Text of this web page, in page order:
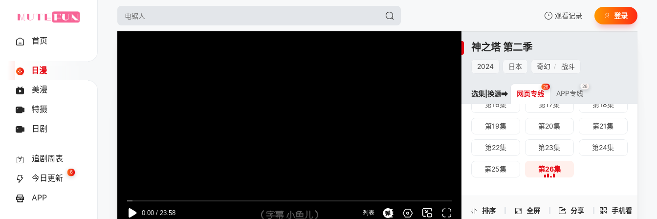
观看记录
我的观影记录
登录
首页
日漫
美漫
特摄
日剧
追剧周表
今日更新
6
APP
神之塔 第二季
2024 日本 奇幻 / 战斗
排序 全屏 分享 手机看
手机扫一扫继续看
选集|换源➡ 网页专线
26
APP专线
26
第05集 第06集
第07集
第11集
第14集
第16集 第17集 第18集
第19集 第20集 第21集
第22集 第23集 第24集
第25集 第26集